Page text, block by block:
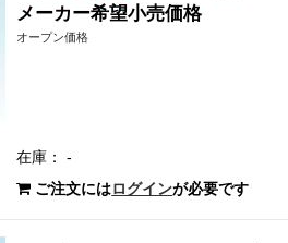
メーカー希望小売価格
オープン価格
在庫： -
ご注文にはログインが必要です